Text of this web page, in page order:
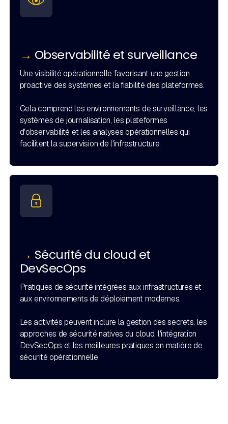
→ Observabilité et surveillance
Une visibilité opérationnelle favorisant une gestion
proactive des systèmes et la fiabilité des plateformes.
Cela comprend les environnements de surveillance, les
systèmes de journalisation, les plateformes
d'observabilité et les analyses opérationnelles qui
facilitent la supervision de l'infrastructure.
→ Sécurité du cloud et
DevSecOps
Pratiques de sécurité intégrées aux infrastructures et
aux environnements de déploiement modernes.
Les activités peuvent inclure la gestion des secrets, les
approches de sécurité natives du cloud, l'intégration
DevSecOps et les meilleures pratiques en matière de
sécurité opérationnelle.